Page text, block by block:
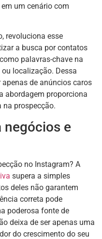
um cenário com
revoluciona esse
a busca por contatos
palavras-chave na
localização. Dessa
de anúncios caros
abordagem proporciona
na prospecção.
negócios e
no Instagram? A
supera a simples
deles não garantem
correta pode
poderosa fonte de
deixa de ser apenas uma
do crescimento do seu